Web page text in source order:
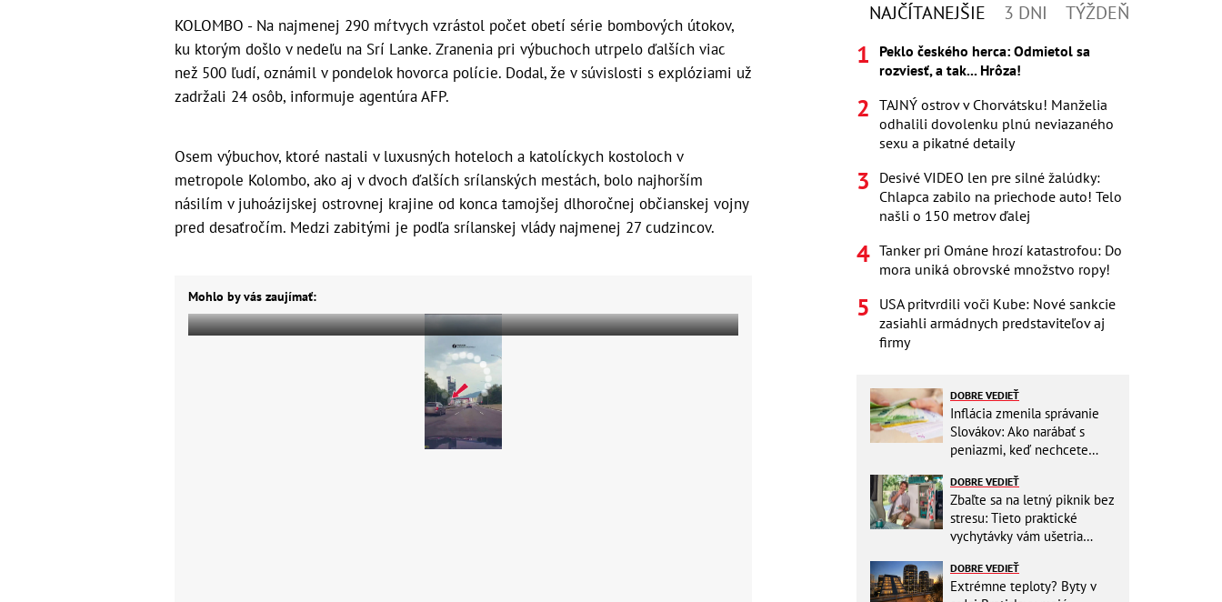
KOLOMBO - Na najmenej 290 mŕtvych vzrástol počet obetí série bombových útokov,
ku ktorým došlo v nedeľu na Srí Lanke. Zranenia pri výbuchoch utrpelo ďalších viac
než 500 ľudí, oznámil v pondelok hovorca polície. Dodal, že v súvislosti s explóziami už
zadržali 24 osôb, informuje agentúra AFP.
Osem výbuchov, ktoré nastali v luxusných hoteloch a katolíckych kostoloch v
metropole Kolombo, ako aj v dvoch ďalších srílanských mestách, bolo najhorším
násilím v juhoázijskej ostrovnej krajine od konca tamojšej dlhoročnej občianskej vojny
pred desaťročím. Medzi zabitými je podľa srílanskej vlády najmenej 27 cudzincov.
Mohlo by vás zaujímať:
NAJČÍTANEJŠIE 3 DNI TÝŽDEŇ
Peklo českého herca: Odmietol sa
rozviesť, a tak... Hrôza!
TAJNÝ ostrov v Chorvátsku! Manželia
odhalili dovolenku plnú neviazaného
sexu a pikatné detaily
Desivé VIDEO len pre silné žalúdky:
Chlapca zabilo na priechode auto! Telo
našli o 150 metrov ďalej
Tanker pri Ománe hrozí katastrofou: Do
mora uniká obrovské množstvo ropy!
USA pritvrdili voči Kube: Nové sankcie
zasiahli armádnych predstaviteľov aj
firmy
DOBRE VEDIEŤ
Inflácia zmenila správanie
Slovákov: Ako narábať s
peniazmi, keď nechcete
DOBRE VEDIEŤ
Zbaľte sa na letný piknik bez
stresu: Tieto praktické
vychytávky vám ušetria
DOBRE VEDIEŤ
Extrémne teploty? Byty v